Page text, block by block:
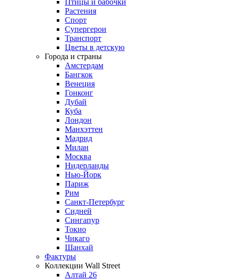
Птицы и бабочки
Растения
Спорт
Супергерои
Транспорт
Цветы в детскую
Города и страны
Амстердам
Бангкок
Венеция
Гонконг
Дубай
Куба
Лондон
Манхэттен
Мадрид
Милан
Москва
Нидерланды
Нью-Йорк
Париж
Рим
Санкт-Петербург
Сидней
Сингапур
Токио
Чикаго
Шанхай
Фактуры
Коллекции Wall Street
Алтай 26